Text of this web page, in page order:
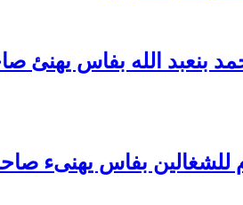
الله بفاس يهنئ
للشغالين بفاس يهنىء